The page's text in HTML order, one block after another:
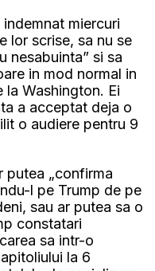
miercuri
lor scrise, sa nu se
nesabuinta” si sa
in mod normal in
Washington. Ei
a acceptat deja o
o audiere pentru 9
putea „confirma
l pe Trump de pe
sau ar putea sa o
constatari
sa intr-o
la 6